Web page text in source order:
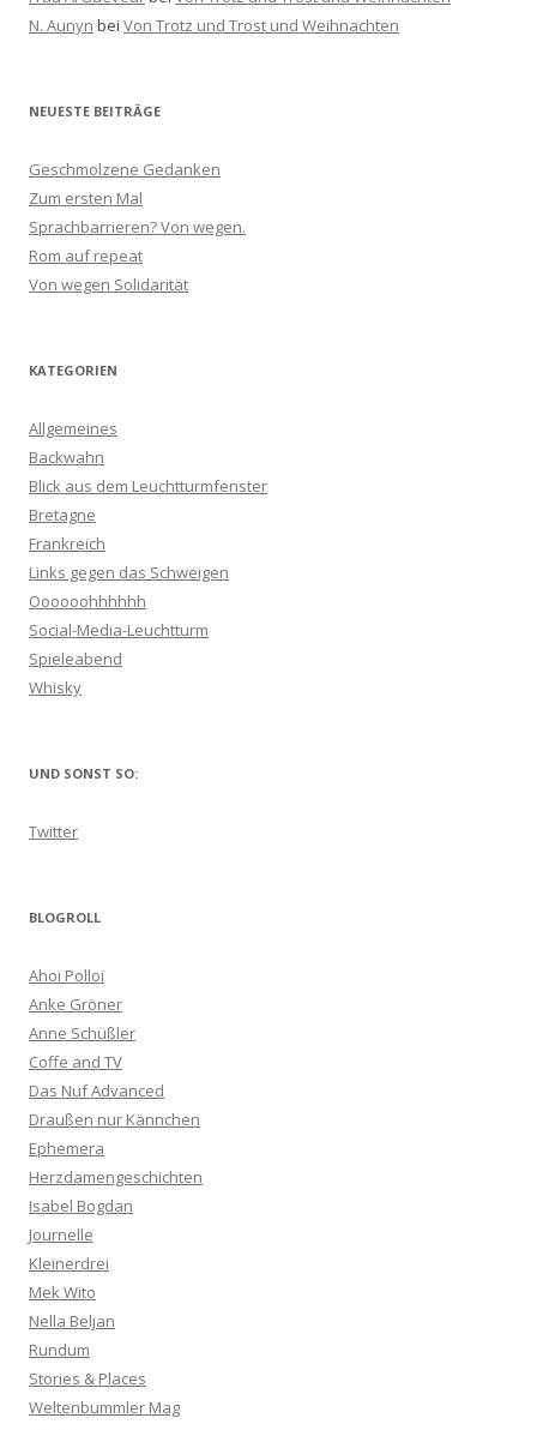
N. Aunyn bei Von Trotz und Trost und Weihnachten
NEUESTE BEITRÄGE
Geschmolzene Gedanken
Zum ersten Mal
Sprachbarrieren? Von wegen.
Rom auf repeat
Von wegen Solidarität
KATEGORIEN
Allgemeines
Backwahn
Blick aus dem Leuchtturmfenster
Bretagne
Frankreich
Links gegen das Schweigen
Oooooohhhhhh
Social-Media-Leuchtturm
Spieleabend
Whisky
UND SONST SO:
Twitter
BLOGROLL
Ahoi Polloi
Anke Gröner
Anne Schüßler
Coffe and TV
Das Nuf Advanced
Draußen nur Kännchen
Ephemera
Herzdamengeschichten
Isabel Bogdan
Journelle
Kleinerdrei
Mek Wito
Nella Beljan
Rundum
Stories & Places
Weltenbummler Mag